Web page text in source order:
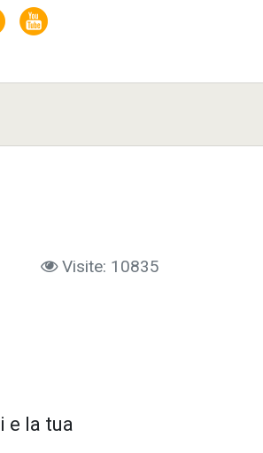
Visite: 10835
e la tua